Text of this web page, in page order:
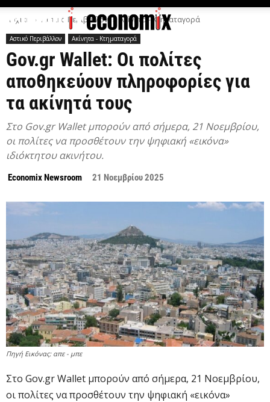
Αρχική Αστικό Περιβάλλον Ακίνητα - Κτηματαγορά
Αστικό Περιβάλλον Ακίνητα - Κτηματαγορά
Gov.gr Wallet: Οι πολίτες
αποθηκεύουν πληροφορίες για
τα ακίνητά τους
Στο Gov.gr Wallet μπορούν από σήμερα, 21 Νοεμβρίου,
οι πολίτες να προσθέτουν την ψηφιακή «εικόνα»
ιδιόκτητου ακινήτου.
Economix Newsroom 21 Νοεμβρίου 2025
Πηγή Εικόνας: απε - μπε
Στο Gov.gr Wallet μπορούν από σήμερα, 21 Νοεμβρίου,
οι πολίτες να προσθέτουν την ψηφιακή «εικόνα»